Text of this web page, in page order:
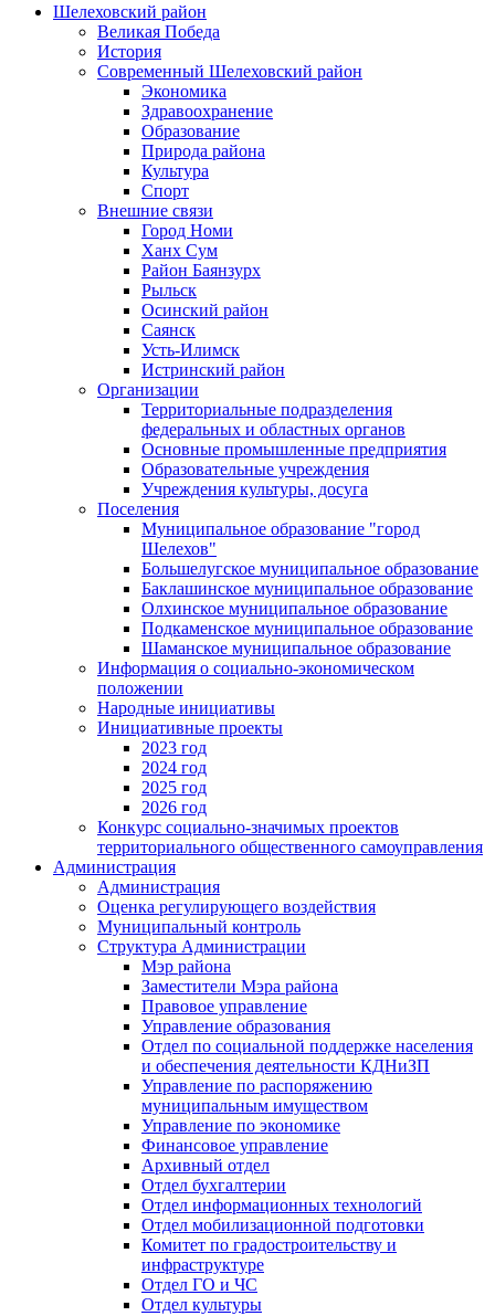
Шелеховский район
Великая Победа
История
Современный Шелеховский район
Экономика
Здравоохранение
Образование
Природа района
Культура
Спорт
Внешние связи
Город Номи
Ханх Сум
Район Баянзурх
Рыльск
Осинский район
Саянск
Усть-Илимск
Истринский район
Организации
Территориальные подразделения
федеральных и областных органов
Основные промышленные предприятия
Образовательные учреждения
Учреждения культуры, досуга
Поселения
Муниципальное образование "город
Шелехов"
Большелугское муниципальное образование
Баклашинское муниципальное образование
Олхинское муниципальное образование
Подкаменское муниципальное образование
Шаманское муниципальное образование
Информация о социально-экономическом
положении
Народные инициативы
Инициативные проекты
2023 год
2024 год
2025 год
2026 год
Конкурс социально-значимых проектов
территориального общественного самоуправления
Администрация
Администрация
Оценка регулирующего воздействия
Муниципальный контроль
Структура Администрации
Мэр района
Заместители Мэра района
Правовое управление
Управление образования
Отдел по социальной поддержке населения
и обеспечения деятельности КДНиЗП
Управление по распоряжению
муниципальным имуществом
Управление по экономике
Финансовое управление
Архивный отдел
Отдел бухгалтерии
Отдел информационных технологий
Отдел мобилизационной подготовки
Комитет по градостроительству и
инфраструктуре
Отдел ГО и ЧС
Отдел культуры